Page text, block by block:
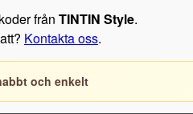
från TINTIN Style.
Kontakta oss.
och enkelt